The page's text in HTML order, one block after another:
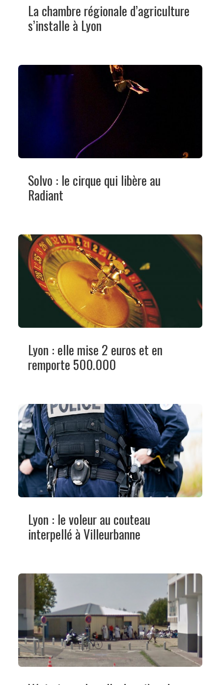
La chambre régionale d’agriculture
s’installe à Lyon
Solvo : le cirque qui libère au
Radiant
Lyon : elle mise 2 euros et en
remporte 500.000
Lyon : le voleur au couteau
interpellé à Villeurbanne